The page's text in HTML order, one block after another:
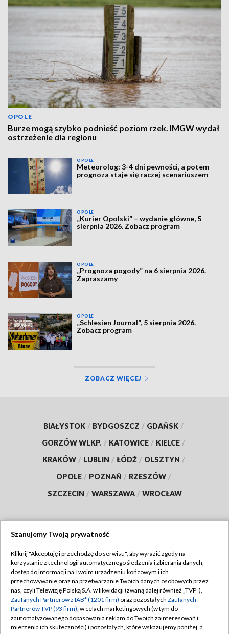
OPOLE
Burze mogą szybko podnieść poziom rzek. IMGW wydał
ostrzeżenie dla regionu
OPOLE
Meteorolog: 3-4 dni pewności, a potem
prognoza staje się raczej scenariuszem
OPOLE
„Kurier Opolski” – wydanie główne, 5
sierpnia 2026. Zobacz program
OPOLE
„Prognoza pogody” na 6 sierpnia 2026.
Zapraszamy
OPOLE
„Schlesien Journal”, 5 sierpnia 2026.
Zobacz program
ZOBACZ WIĘCEJ
BIAŁYSTOK / BYDGOSZCZ / GDAŃSK /
GORZÓW WLKP. / KATOWICE / KIELCE /
KRAKÓW / LUBLIN / ŁÓDŹ / OLSZTYN /
OPOLE / POZNAŃ / RZESZÓW /
SZCZECIN / WARSZAWA / WROCŁAW
TVP
Abonament TVP
Emisja w TVP
Centrum informacji TVP
Naziemna Telewizja Cyfrowa
Regulamin TVP
Polityka prywatności
Moje zgody
Szanujemy Twoją prywatność
Kliknij "Akceptuję i przechodzę do serwisu", aby wyrazić zgody na
korzystanie z technologii automatycznego śledzenia i zbierania danych,
dostęp do informacji na Twoim urządzeniu końcowym i ich
przechowywanie oraz na przetwarzanie Twoich danych osobowych przez
nas, czyli Telewizję Polską S.A. w likwidacji (zwaną dalej również „TVP”),
Zaufanych Partnerów z IAB* (1201 firm) oraz pozostałych Zaufanych
Partnerów TVP (93 firm), w celach marketingowych (w tym do
zautomatyzowanego dopasowania reklam do Twoich zainteresowań i
mierzenia ich skuteczności) i pozostałych, które wskazujemy poniżej, a